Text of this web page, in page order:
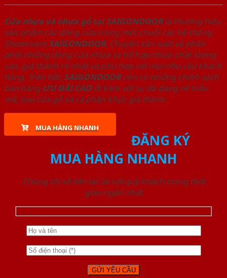
Cửa nhựa và nhựa gỗ tại SAIGONDOORlà thương hiệu
sản phẩm các dòng cửa trong một chuỗi các hệ thống
Showroom SAIGONDOOR. Chuyên sản xuất và phân
phối những dòng cửa nhựa và hỗ hợp nhựa chất lượng
cao, giá thành rẻ nhất và phù hợp với mọi nhu cầu khách
hàng. Trên hết, SAIGONDOORcòn có những chính sách
bán hàng ƯU ĐÃI CAOđi kèm với sự đa dạng về mẫu
mã, loại cửa gỗ và cả phân khúc giá thành.
MUA HÀNG NHANH
ĐĂNG KÝ
MUA HÀNG NHANH
Chúng tôi sẽ liên lạc lại với quý khách trong thời
gian ngắn nhất